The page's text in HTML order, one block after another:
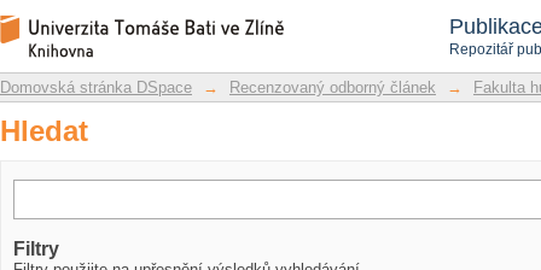
Repozitář
Hledat
Repozitář DSpace/Manakin
Domovská stránka DSpace → Recenzovaný odborný článek → Fakulta
Hledat
Filtry